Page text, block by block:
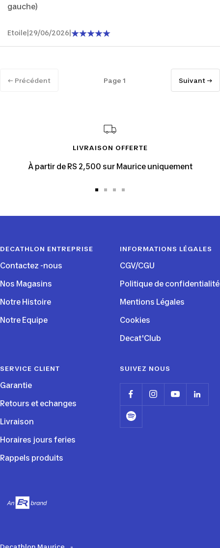
gauche)
Etoile 29/06/2026
← Précédent Page 1 Suivant →
LIVRAISON OFFERTE
À partir de RS 2,500 sur Maurice uniquement
DECATHLON ENTREPRISE
Contactez -nous
Nos Magasins
Notre Histoire
Notre Equipe
INFORMATIONS LÉGALES
CGV/CGU
Politique de confidentialité
Mentions Légales
Cookies
Decat'Club
SERVICE CLIENT
Garantie
Retours et echanges
Livraison
Horaires jours feries
Rappels produits
SUIVEZ NOUS